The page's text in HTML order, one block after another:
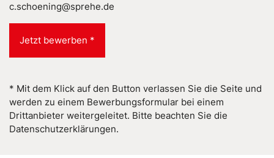
c.schoening@sprehe.de
Jetzt bewerben *
* Mit dem Klick auf den Button verlassen Sie die Seite und
werden zu einem Bewerbungsformular bei einem
Drittanbieter weitergeleitet. Bitte beachten Sie die
Datenschutzerklärungen.